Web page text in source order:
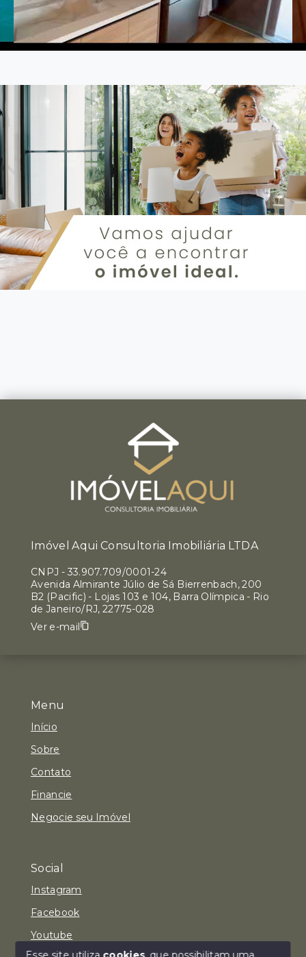
Menu
Início
Sobre
Contato
Financie
Negocie seu Imóvel
Social
Instagram
Facebook
Youtube
Imóvel Aqui Consultoria Imobiliária LTDA
CNPJ - 33.907.709/0001-24
Avenida Almirante Júlio de Sá Bierrenbach, 200
B2 (Pacific) - Lojas 103 e 104, Barra Olímpica - Rio
de Janeiro/RJ, 22775-028
Ver e-mail